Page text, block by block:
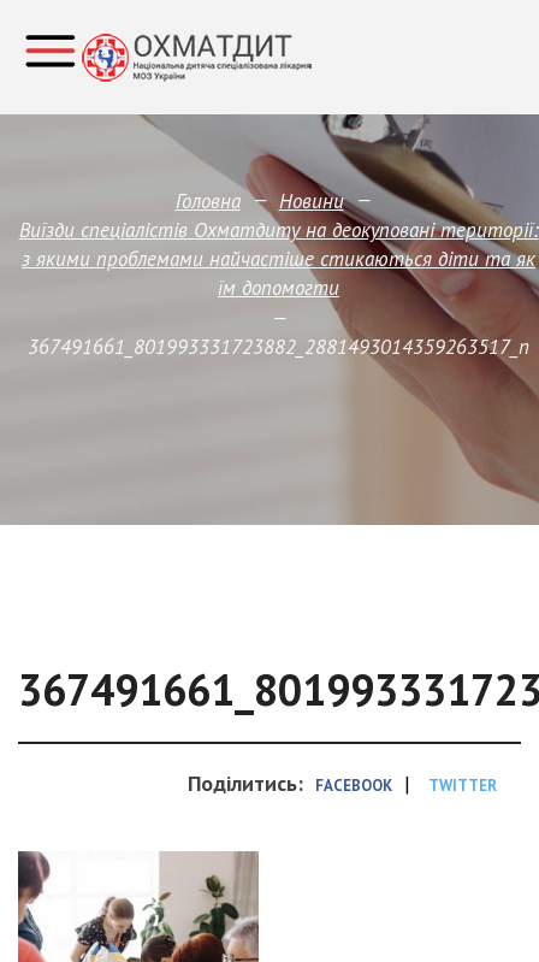
Головна — Новини —
Виїзди спеціалістів Охматдиту на деокуповані території:
з якими проблемами найчастіше стикаються діти та як
їм допомогти
—
367491661_801993331723882_2881493014359263517_n
Поділитись: FACEBOOK | TWITTER